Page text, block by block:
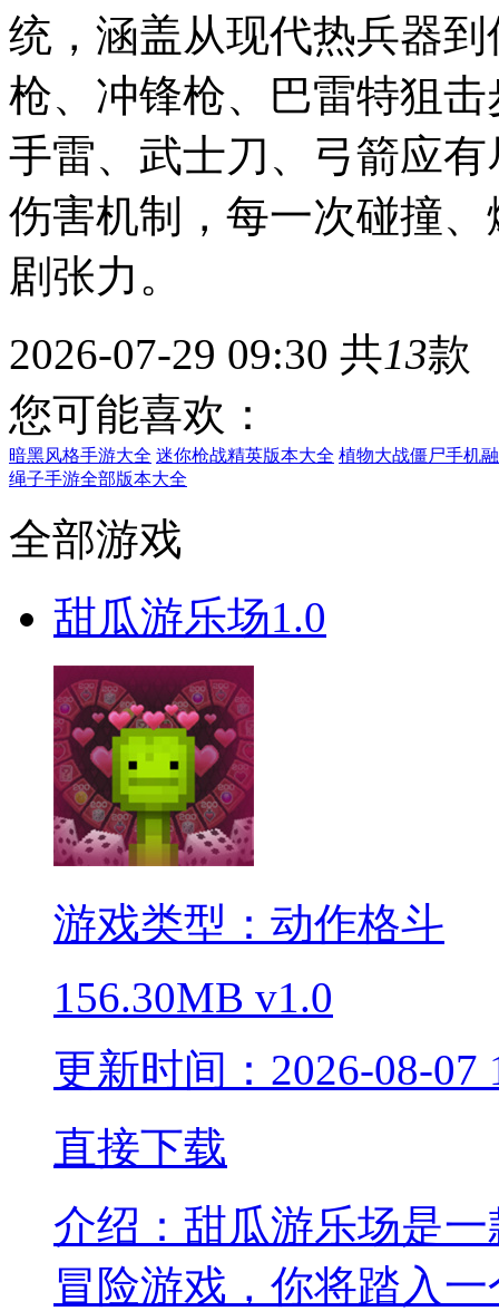
统，涵盖从现代热兵器
枪、冲锋枪、巴雷特狙
手雷、武士刀、弓箭应
伤害机制，每一次碰撞
剧张力。
2026-07-29 09:30 共13款
您可能喜欢：
暗黑风格手游大全 迷你枪战精英版本大全 植物大战僵尸手机
绳子手游全部版本大全
全部游戏
甜瓜游乐场1.0
游戏类型：动作格斗
156.30MB v1.0
更新时间：2026-08-07
直接下载
介绍： 甜瓜游乐场是
冒险游戏，你将踏入